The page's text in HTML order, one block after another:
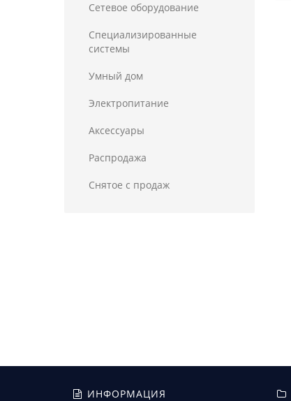
Сетевое оборудование
Специализированные
системы
Умный дом
Электропитание
Аксессуары
Распродажа
Снятое с продаж
ИНФОРМАЦИЯ